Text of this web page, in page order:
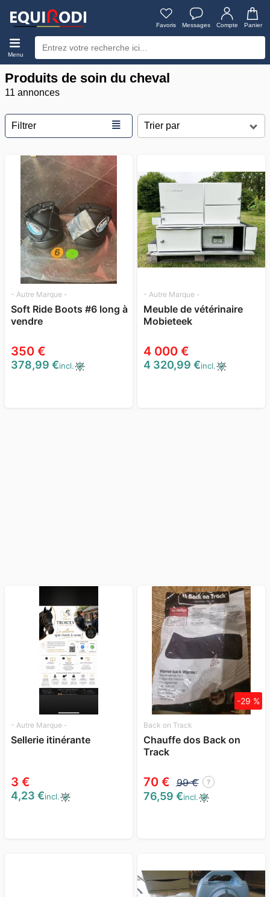
Favoris Messages Compte Panier
Menu
Produits de soin du cheval
11 annonces
Filtrer ≣
- Autre Marque -
Soft Ride Boots #6 long à
vendre
350 €
378,99 €incl.
- Autre Marque -
Meuble de vétérinaire
Mobieteek
4 000 €
4 320,99 €incl.
- Autre Marque -
Sellerie itinérante
3 €
4,23 €incl.
Back on Track
Chauffe dos Back on
Track
70 € 99 € ?
-29 %
76,59 €incl.